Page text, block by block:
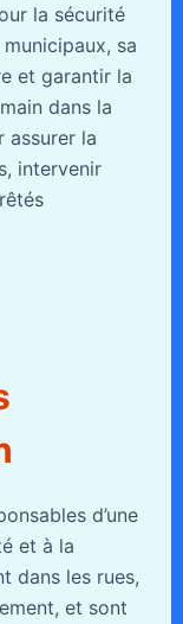
la sécurité
sa
et garantir la
dans la
assurer la
intervenir
d’une
et à la
dans les rues,
et sont